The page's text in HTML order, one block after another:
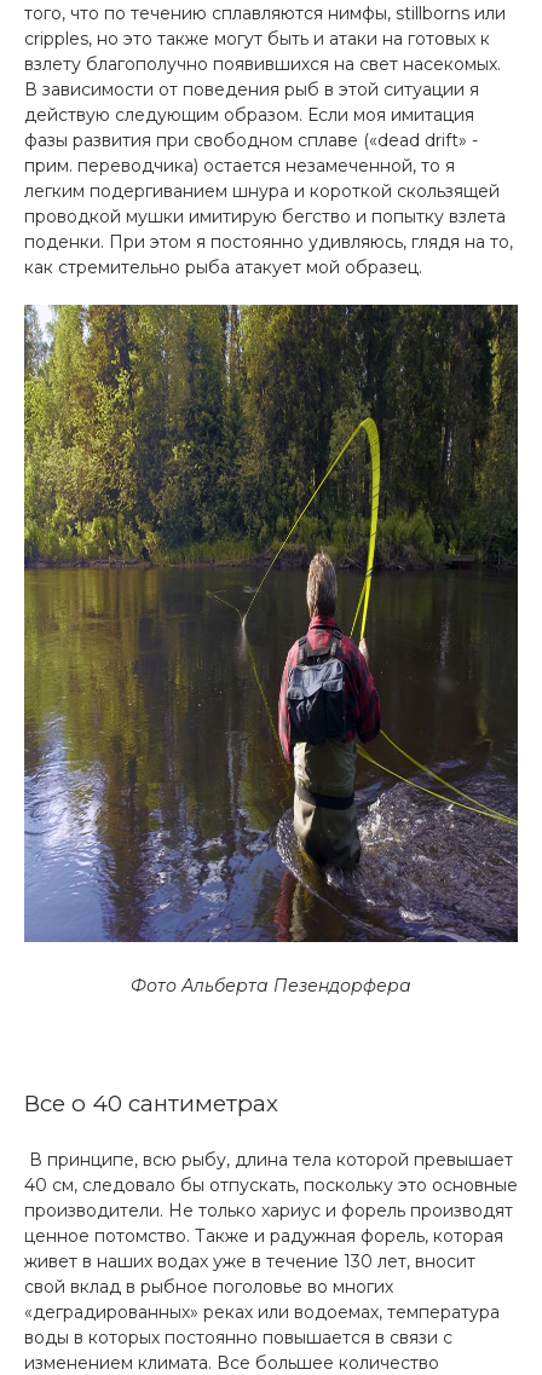
того, что по течению сплавляются нимфы, stillborns или
cripples, но это также могут быть и атаки на готовых к
взлету благополучно появившихся на свет насекомых.
В зависимости от поведения рыб в этой ситуации я
действую следующим образом. Если моя имитация
фазы развития при свободном сплаве («dead drift» -
прим. переводчика) остается незамеченной, то я
легким подергиванием шнура и короткой скользящей
проводкой мушки имитирую бегство и попытку взлета
поденки. При этом я постоянно удивляюсь, глядя на то,
как стремительно рыба атакует мой образец.
Фото Альберта Пезендорфера
Все о 40 сантиметрах
В принципе, всю рыбу, длина тела которой превышает
40 см, следовало бы отпускать, поскольку это основные
производители. Не только хариус и форель производят
ценное потомство. Также и радужная форель, которая
живет в наших водах уже в течение 130 лет, вносит
свой вклад в рыбное поголовье во многих
«деградированных» реках или водоемах, температура
воды в которых постоянно повышается в связи с
изменением климата. Все большее количество